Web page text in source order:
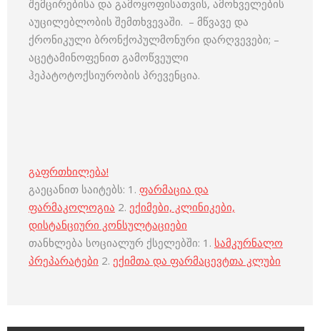
შემცირებისა და გამოყოფისათვის, ამოხველების
აუცილებლობის შემთხვევაში. – მწვავე და
ქრონიკული ბრონქოპულმონური დარღვევები; –
აცეტამინოფენით გამოწვეული
ჰეპატოტოქსიურობის პრევენცია.
გაფრთხილება!
გაეცანით საიტებს: 1. ფარმაცია და
ფარმაკოლოგია 2. ექიმები, კლინიკები,
დისტანციური კონსულტაციები
თანხლება სოციალურ ქსელებში: 1. სამკურნალო
პრეპარატები 2. ექიმთა და ფარმაცევტთა კლუბი